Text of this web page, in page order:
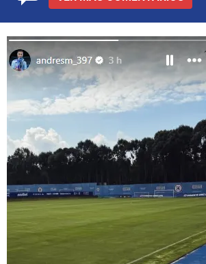
Deja tu opinión
VER MÁS COMENTARIOS